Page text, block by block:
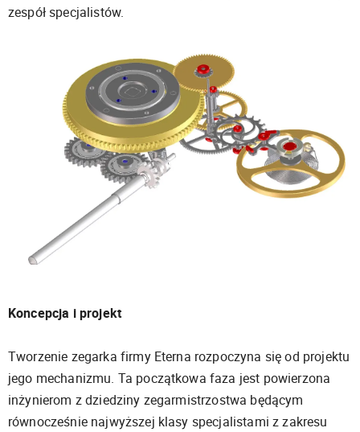
zespół specjalistów.
Koncepcja i projekt
Tworzenie zegarka firmy Eterna rozpoczyna się od projektu
jego mechanizmu. Ta początkowa faza jest powierzona
inżynierom z dziedziny zegarmistrzostwa będącym
równocześnie najwyższej klasy specjalistami z zakresu